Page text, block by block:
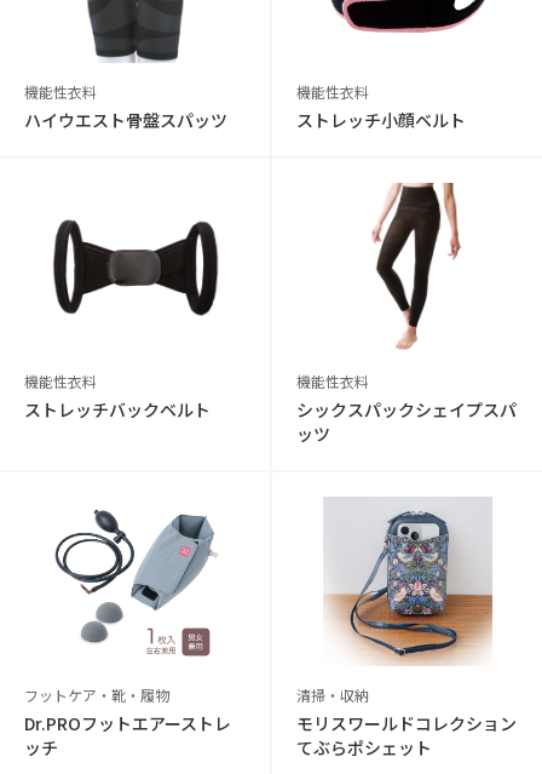
機能性衣料
ハイウエスト骨盤スパッツ
機能性衣料
ストレッチ小顔ベルト
機能性衣料
ストレッチバックベルト
機能性衣料
シックスパックシェイプスパ
ッツ
フットケア・靴・履物
Dr.PROフットエアーストレ
ッチ
清掃・収納
モリスワールドコレクション
てぶらポシェット